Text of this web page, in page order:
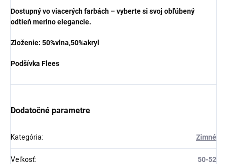
Dostupný vo viacerých farbách – vyberte si svoj obľúbený
odtieň merino elegancie.
Zloženie: 50%vlna,50%akryl
Podšívka Flees
Dodatočné parametre
Kategória: Zimné
Veľkosť: 50-52